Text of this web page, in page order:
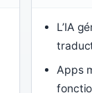
L’IA
Apps